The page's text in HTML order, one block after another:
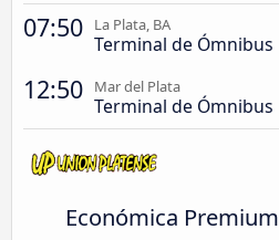
07:50 La Plata, BA
Terminal de Ómnibus
12:50 Mar del Plata
Terminal de Ómnibus
Económica Premium